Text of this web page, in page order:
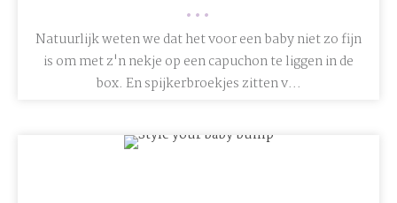
•••
Natuurlijk weten we dat het voor een baby niet zo fijn
is om met z'n nekje op een capuchon te liggen in de
box. En spijkerbroekjes zitten v...